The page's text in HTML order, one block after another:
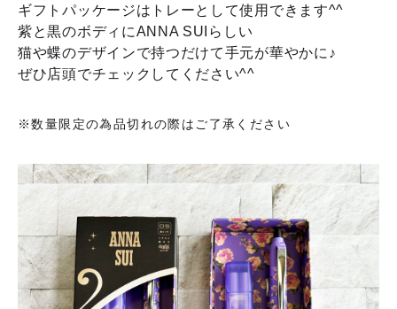
ギフトパッケージはトレーとして使用できます^^
紫と黒のボディにANNA SUIらしい
猫や蝶のデザインで持つだけて手元が華やかに♪
ぜひ店頭でチェックしてください^^
※数量限定の為品切れの際はご了承ください